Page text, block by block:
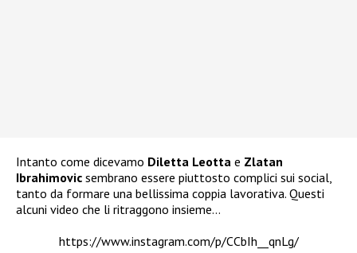
Intanto come dicevamo Diletta Leotta e Zlatan
Ibrahimovic sembrano essere piuttosto complici sui social,
tanto da formare una bellissima coppia lavorativa. Questi
alcuni video che li ritraggono insieme…
https://www.instagram.com/p/CCbIh__qnLg/